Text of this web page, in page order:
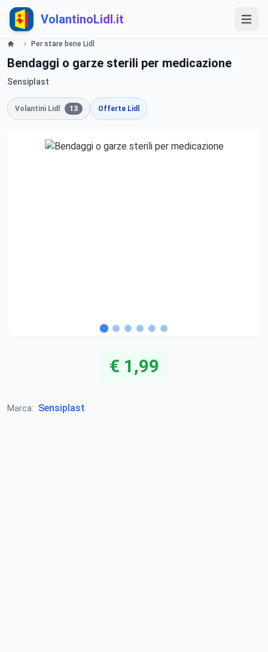
VolantinoLidl.it
Per stare bene Lidl
Bendaggi o garze sterili per medicazione
Sensiplast
Volantini Lidl 13 Offerte Lidl
€ 1,99
Marca: Sensiplast